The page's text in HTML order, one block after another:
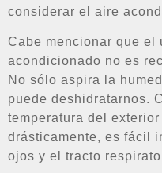
considerar el aire
Cabe mencionar que el
acondicionado no es
No sólo aspira la
puede deshidratarnos.
temperatura del
drásticamente, es fácil
ojos y el tracto